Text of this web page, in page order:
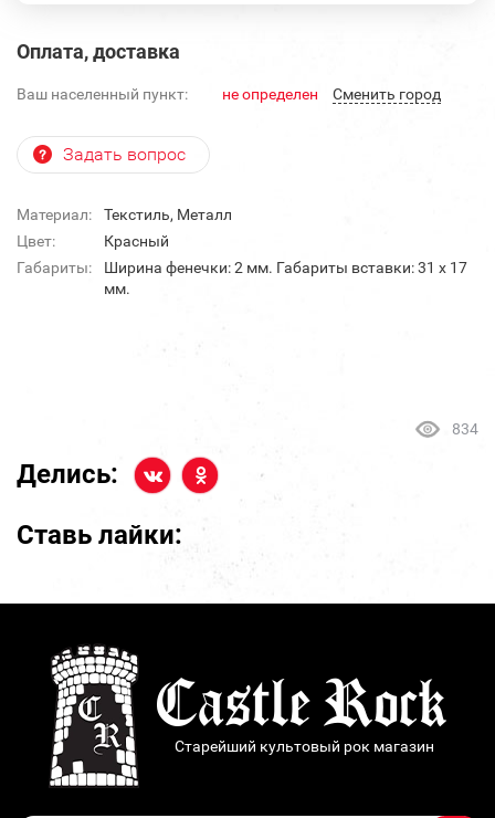
Оплата, доставка
Ваш населенный пункт: не определен Cменить город
Задать вопрос
Материал:
Текстиль, Металл
Цвет:
Красный
Габариты:
Ширина фенечки: 2 мм. Габариты вставки: 31 х 17
мм.
834
Делись:
Ставь лайки:
Старейший культовый рок магазин